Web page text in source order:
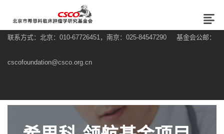
联系方式：北京：010-67726451，南京：025-84547290 基金会公邮：
cscofoundation@csco.org.cn